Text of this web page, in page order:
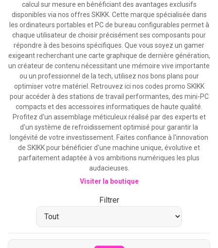
calcul sur mesure en bénéficiant des avantages exclusifs
disponibles via nos offres SKIKK. Cette marque spécialisée dans
les ordinateurs portables et PC de bureau configurables permet à
chaque utilisateur de choisir précisément ses composants pour
répondre à des besoins spécifiques. Que vous soyez un gamer
exigeant recherchant une carte graphique de dernière génération,
un créateur de contenu nécessitant une mémoire vive importante
ou un professionnel de la tech, utilisez nos bons plans pour
optimiser votre matériel. Retrouvez ici nos codes promo SKIKK
pour accéder à des stations de travail performantes, des mini-PC
compacts et des accessoires informatiques de haute qualité.
Profitez d'un assemblage méticuleux réalisé par des experts et
d'un système de refroidissement optimisé pour garantir la
longévité de votre investissement. Faites confiance à l'innovation
de SKIKK pour bénéficier d'une machine unique, évolutive et
parfaitement adaptée à vos ambitions numériques les plus
audacieuses.
Visiter la boutique
Filtrer